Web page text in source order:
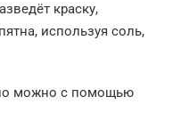
краску,
используя соль,
можно с помощью